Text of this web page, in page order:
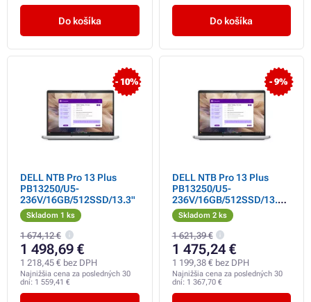
Do košíka Do košíka
- 10%
DELL NTB Pro 13 Plus
PB13250/U5-
236V/16GB/512SSD/13.3"
Skladom 1 ks
1 674,12 €
1 498,69 €
1 218,45 € bez DPH
Najnižšia cena za posledných 30
dní: 1 559,41 €
- 9%
DELL NTB Pro 13 Plus
PB13250/U5-
236V/16GB/512SSD/13.3"
FHD+/IR Cam &
Mic/FgrPr/vPro/Backlit
Kb/W11 Pro/3Y PS NBD
Skladom 2 ks
1 621,39 €
1 475,24 €
1 199,38 € bez DPH
Najnižšia cena za posledných 30
dní: 1 367,70 €